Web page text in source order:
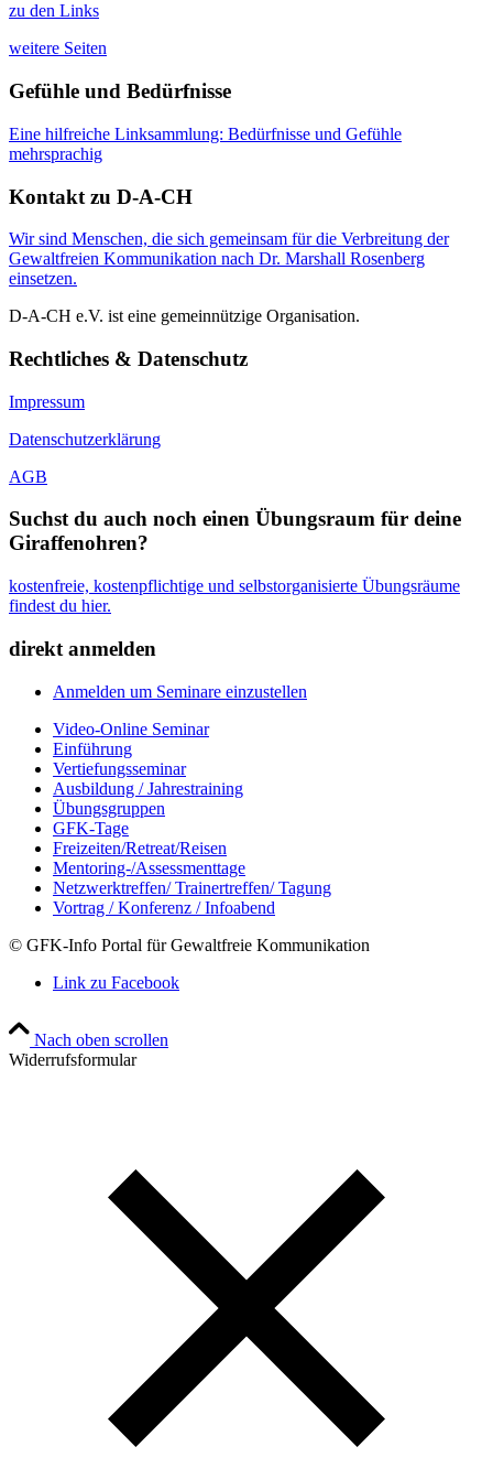
zu den Links
weitere Seiten
Gefühle und Bedürfnisse
Eine hilfreiche Linksammlung: Bedürfnisse und Gefühle
mehrsprachig
Kontakt zu D-A-CH
Wir sind Menschen, die sich gemeinsam für die Verbreitung der
Gewaltfreien Kommunikation nach Dr. Marshall Rosenberg
einsetzen.
D-A-CH e.V. ist eine gemeinnützige Organisation.
Rechtliches & Datenschutz
Impressum
Datenschutzerklärung
AGB
Suchst du auch noch einen Übungsraum für deine
Giraffenohren?
kostenfreie, kostenpflichtige und selbstorganisierte Übungsräume
findest du hier.
direkt anmelden
Anmelden um Seminare einzustellen
Video-Online Seminar
Einführung
Vertiefungsseminar
Ausbildung / Jahrestraining
Übungsgruppen
GFK-Tage
Freizeiten/Retreat/Reisen
Mentoring-/Assessmenttage
Netzwerktreffen/ Trainertreffen/ Tagung
Vortrag / Konferenz / Infoabend
© GFK-Info Portal für Gewaltfreie Kommunikation
Link zu Facebook
Nach oben scrollen
Widerrufsformular